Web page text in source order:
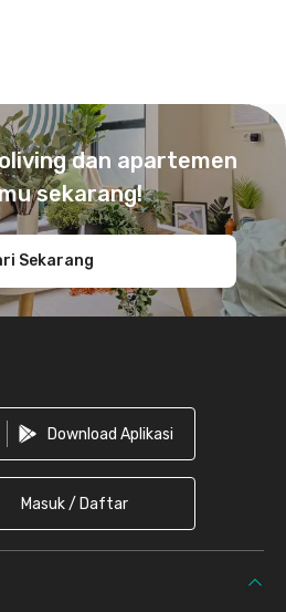
dan apartemen
sekarang!
Sekarang
Download Aplikasi
Masuk / Daftar